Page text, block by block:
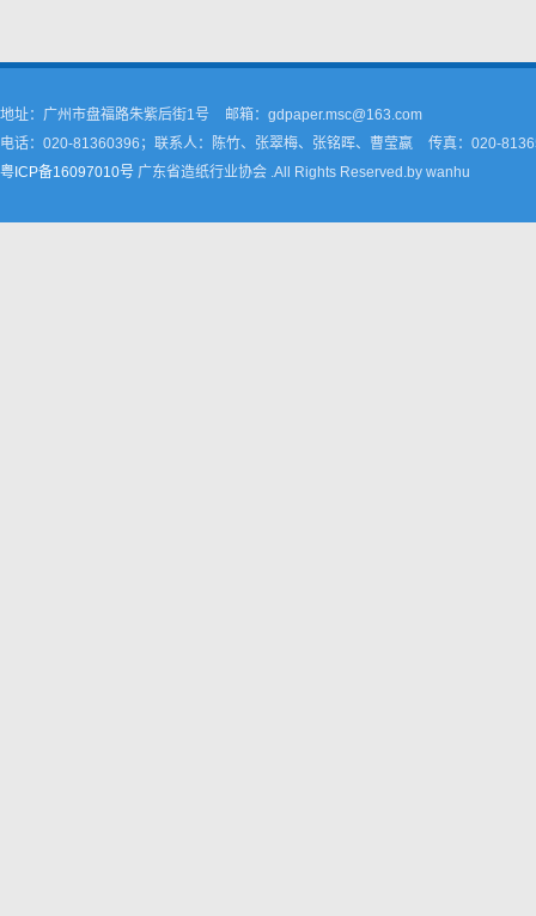
地址：广州市盘福路朱紫后街1号
邮箱：gdpaper.msc@163.com
电话：020-81360396；联系人：陈竹、张翠梅、张铭晖、曹莹嬴
传真：020-
粤ICP备16097010号 广东省造纸行业协会 .All Rights Reserved.by wanhu